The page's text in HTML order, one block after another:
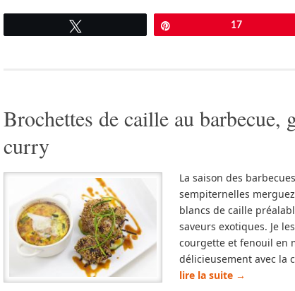
17
Brochettes de caille au barbecue,
curry
La saison des
sempiternelles
blancs de caille
saveurs exotiques. Je
courgette et fenouil en
délicieusement avec la
lire la suite →